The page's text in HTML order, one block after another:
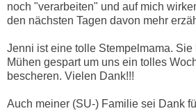
noch "verarbeiten" und auf mich
den nächsten Tagen davon mehr
Jenni ist eine tolle Stempelmama.
Mühen gespart um uns ein tolles
bescheren. Vielen Dank!!!
Auch meiner (SU-) Familie sei Dank